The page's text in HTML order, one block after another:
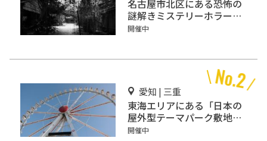
名古屋市北区にある恐怖の
謎解きミステリーホラー
「エモい家」あなたは行き
開催中
愛知 | 三重
東海エリアにある「日本の
屋外型テーマパーク敷地面
積ランキング」入りしてい
開催中